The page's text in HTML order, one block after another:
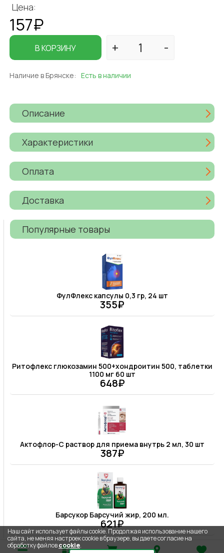
Цена:
157₽
В КОРЗИНУ
Наличие в Брянске: Есть в наличии
Описание
Характеристики
Оплата
Доставка
Популярные товары
ФулФлекс капсулы 0,3 гр, 24 шт
355₽
Ритофлекс глюкозамин 500+хондроитин 500, таблетки
1100 мг 60 шт
648₽
Актофлор-С раствор для приема внутрь 2 мл, 30 шт
387₽
Барсукор Барсучий жир, 200 мл.
621₽
Наш сайт использует файлы cookie. Продолжая использование нашего
сайта, не меняя настроек cookie в браузере, вы даете согласие на
обработку файловcookie.